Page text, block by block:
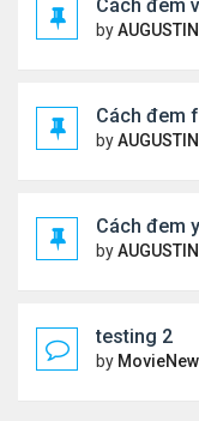
Cách đem
by
Cách đem
by
Cách đem
by
testing 2
by